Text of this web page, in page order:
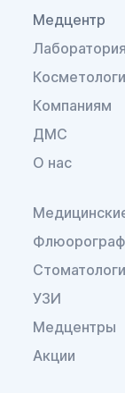
Медцентр
Лаборатория
Компаниям
ДМС
О нас
УЗИ
Медцентры
Акции